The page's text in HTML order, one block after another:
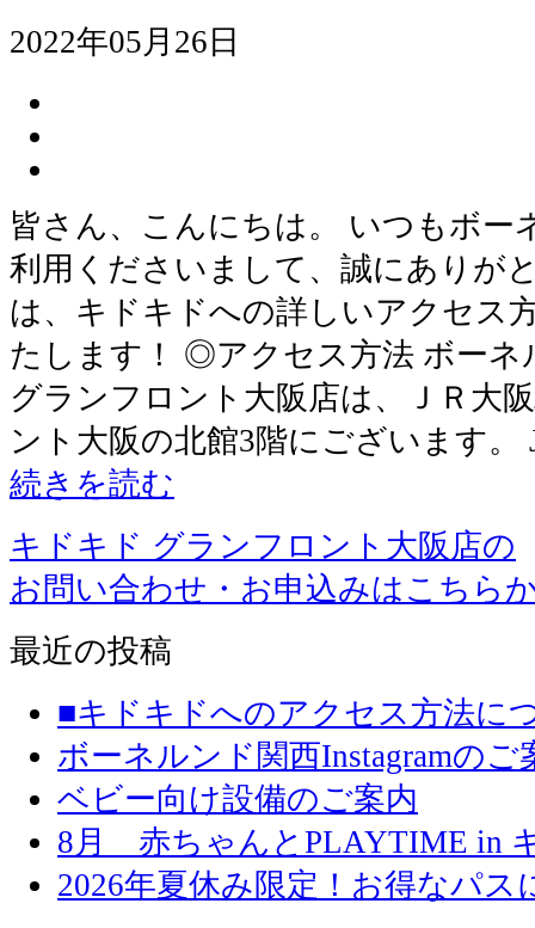
2022年05月26日
皆さん、こんにちは。 いつもボー
利用くださいまして、誠にありが
は、キドキドへの詳しいアクセス
たします！ ◎アクセス方法 ボーネ
グランフロント大阪店は、ＪＲ大
ント大阪の北館3階にございます
続きを読む
キドキド グランフロント大阪店の
お問い合わせ・お申込みはこちら
最近の投稿
■キドキドへのアクセス方法に
ボーネルンド関西Instagramのご
ベビー向け設備のご案内
8月 赤ちゃんとPLAYTIME in
2026年夏休み限定！お得なパス